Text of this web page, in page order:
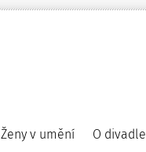
Ženy v umění O divadle